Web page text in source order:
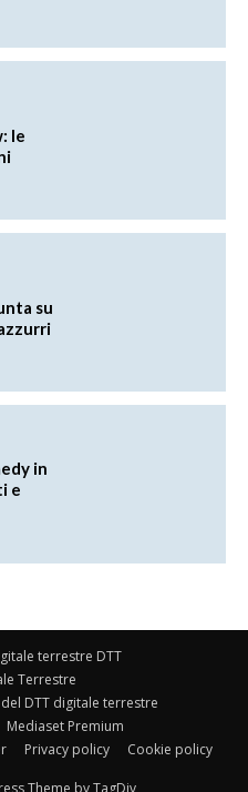
le
su
in
e
terrestre DTT
Terrestre
DTT digitale terrestre
Mediaset Premium
Privacy policy Cookie policy